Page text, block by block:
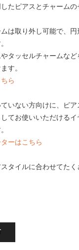
たピアスとチャームの
は取り外し可能で、
タッセルチャームな
す。
ら
いない方向けに、ピ
てお使いいただける
ーはこちら
タイルに合わせてた